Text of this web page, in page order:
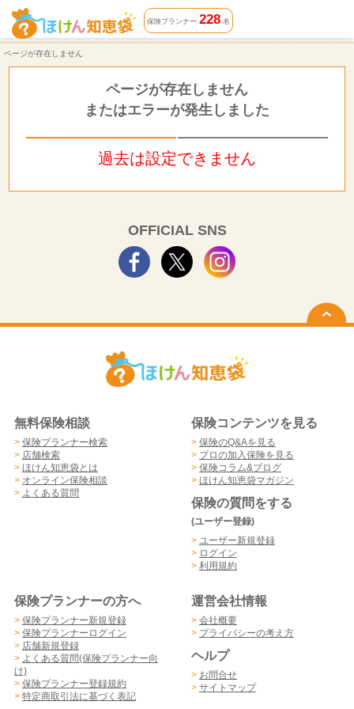
ページが存在しません | ほけん知恵袋
保険プランナー 228名
ページが存在しません
ページが存在しません
またはエラーが発生しました
過去は設定できません
OFFICIAL SNS
無料保険相談
> 保険プランナー検索
> 店舗検索
> ほけん知恵袋とは
> オンライン保険相談
> よくある質問
保険コンテンツを見る
> 保険のQ&Aを見る
> プロの加入保険を見る
> 保険コラム&ブログ
> ほけん知恵袋マガジン
保険の質問をする
(ユーザー登録)
> ユーザー新規登録
> ログイン
> 利用規約
保険プランナーの方へ
> 保険プランナー新規登録
> 保険プランナーログイン
> 店舗新規登録
> よくある質問(保険プランナー向
け)
> 保険プランナー登録規約
> 特定商取引法に基づく表記
運営会社情報
> 会社概要
> プライバシーの考え方
ヘルプ
> お問合せ
> サイトマップ